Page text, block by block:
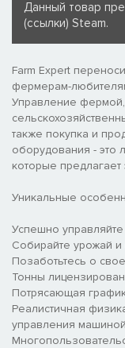
Данный товар
(ссылки) Steam.
Farm Expert
фермерам-
Управление
также покупка и
оборудования - это
которые
Уникальные
Успешно
Собирайте урожай и
Позаботьтесь о
Тонны
Потрясающая
Реалистичная
управления машиной